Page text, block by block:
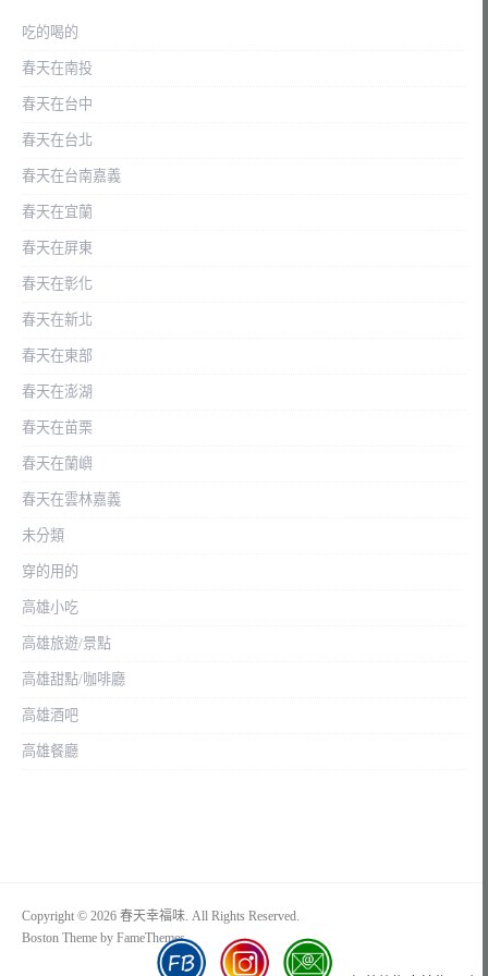
吃的喝的
春天在南投
春天在台中
春天在台北
春天在台南嘉義
春天在宜蘭
春天在屏東
春天在彰化
春天在新北
春天在東部
春天在澎湖
春天在苗栗
春天在蘭嶼
春天在雲林嘉義
未分類
穿的用的
高雄小吃
高雄旅遊/景點
高雄甜點/咖啡廳
高雄酒吧
高雄餐廳
Copyright © 2026 春天幸福味. All Rights Reserved.
Boston Theme by FameThemes